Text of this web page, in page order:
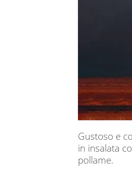
Gustoso e
in insalata
pollame.